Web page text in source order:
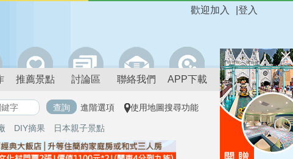
登入
歡迎加入
推薦景點 討論區 聯絡我們 APP下載
進階選項 使用地圖搜尋功能
DIY摘果 日本親子景點